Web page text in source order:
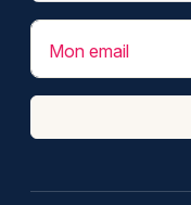
Mon email